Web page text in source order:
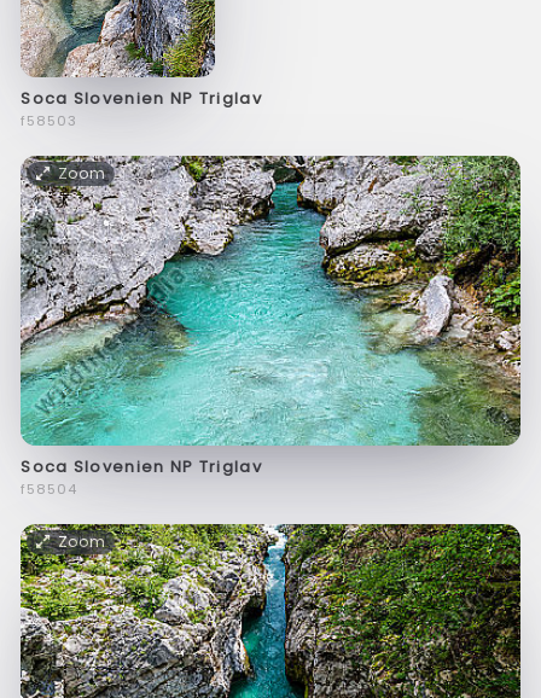
Soca Slovenien NP Triglav
f58503
Zoom
Soca Slovenien NP Triglav
f58504
Zoom